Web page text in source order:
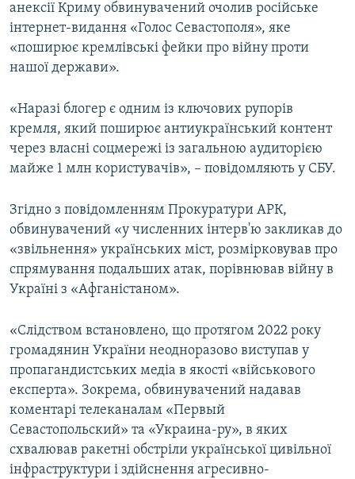
анексії Криму обвинувачений очолив російське
інтернет-видання «Голос Севастополя», яке
«поширює кремлівські фейки про війну проти
нашої держави».
«Наразі блогер є одним із ключових рупорів
кремля, який поширює антиукраїнський контент
через власні соцмережі із загальною аудиторією
майже 1 млн користувачів», – повідомляють у СБУ.
Згідно з повідомленням Прокуратури АРК,
обвинувачений «у численних інтерв'ю закликав до
«звільнення» українських міст, розмірковував про
спрямування подальших атак, порівнював війну в
Україні з «Афганістаном».
«Слідством встановлено, що протягом 2022 року
громадянин України неодноразово виступав у
пропагандистських медіа в якості «військового
експерта». Зокрема, обвинувачений надавав
коментарі телеканалам «Первый
Севастопольский» та «Украина-ру», в яких
схвалював ракетні обстріли української цивільної
інфраструктури і здійснення агресивно-